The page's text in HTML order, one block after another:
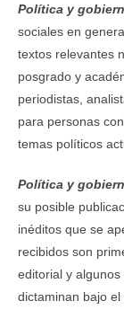
Política y
sociales en
textos relevantes
posgrado y
periodistas,
para personas
temas políticos
Política y
su posible
inéditos que se
recibidos son
editorial y
dictaminan bajo